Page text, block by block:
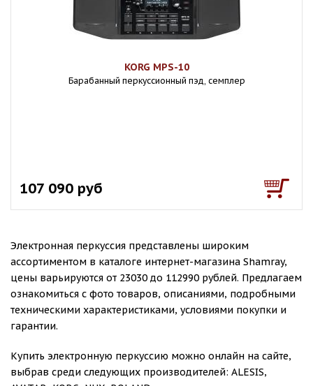
KORG MPS-10
Барабанный перкуссионный пэд, семплер
107 090 руб
Электронная перкуссия представлены широким
ассортиментом в каталоге интернет-магазина Shamray,
цены варьируются от 23030 до 112990 рублей. Предлагаем
ознакомиться с фото товаров, описаниями, подробными
техническими характеристиками, условиями покупки и
гарантии.
Купить электронную перкуссию можно онлайн на сайте,
выбрав среди следующих производителей: ALESIS,